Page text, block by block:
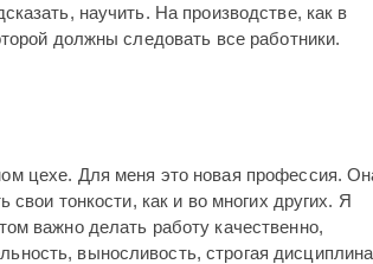
научить. На производстве, как в
должны следовать все работники.
цехе. Для меня это новая профессия.
тонкости, как и во многих других. Я
важно делать работу качественно,
выносливость, строгая